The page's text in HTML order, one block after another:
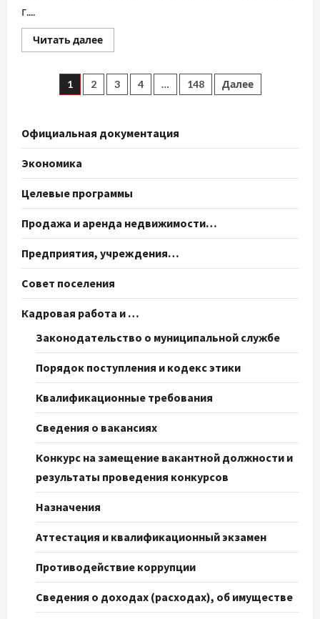
г....
Читать далееПрочитать
больше
законодательства
сфере
данных
Пагинация
1 2 3 4 … 148 Далее
Официальная документация
Экономика
Целевые программы
Продажа и аренда недвижимости…
Предприятия, учреждения…
Совет поселения
Кадровая работа и …
Законодательство о муниципальной службе
Порядок поступления и кодекс этики
Квалификационные требования
Сведения о вакансиях
Конкурс на замещение вакантной должности и
результаты проведения конкурсов
Назначения
Аттестация и квалификационный экзамен
Противодействие коррупции
Сведения о доходах (расходах), об имуществе